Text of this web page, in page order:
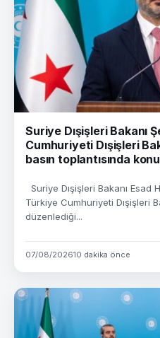
Suriye Dışişleri Bakanı
Cumhuriyeti Dışişleri
basın toplantısında
Suriye Dışişleri Bakanı Esad
Türkiye Cumhuriyeti Dışişleri
düzenlediği...
07/08/202610 dakika önce